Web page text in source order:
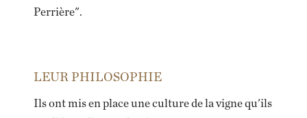
Perrière".
LEUR PHILOSOPHIE
Ils ont mis en place une culture de la vigne qu'ils